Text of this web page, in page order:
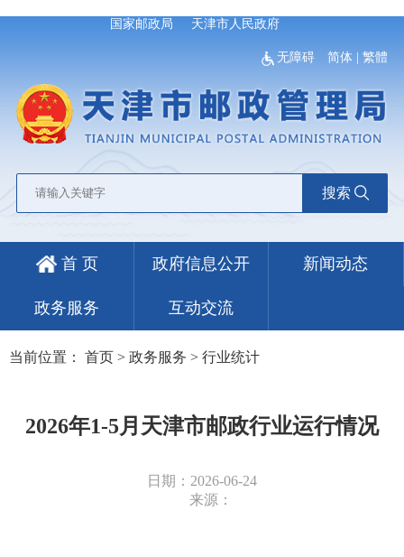
国家邮政局 天津市人民政府
无障碍 简体 |繁體
搜索
首 页 政府信息公开 新闻动态
政务服务 互动交流
当前位置： 首页 > 政务服务 > 行业统计
2026年1-5月天津市邮政行业运行情况
日期：2026-06-24
来源：